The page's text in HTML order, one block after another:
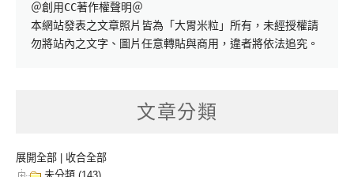
＠創用CC著作權聲明＠
本網站發表之文章照片皆為「大胃米粒」所有，未經授權請
勿將站內之文字、圖片任意轉貼與商用，違者將依法追究。
文章分類
展開全部
收合全部